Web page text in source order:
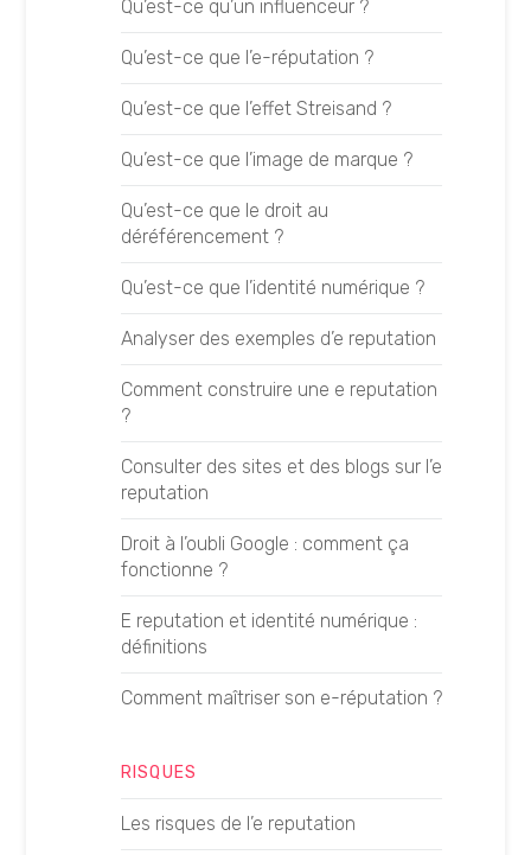
Fonctionnement des moteurs de
recherche
Formation SEO
Mener des campagnes de Netlinking
Mener une stratégie SEO
Mener un audit SEO
Prioriser ses mots-clés
Réaliser une analyse SEO
Suivre ses positionnements
LEXIQUE
Consultant SEO
Featured Snippet
Google AMP
Google Suggest
Être mentionné par les LLM
Google AI Mode
Google AI Overviews
Comprendre l’AI Search
Définir sa stratégie GEO
Branding et GEO
Gagner en notoriété GEO
Auditer ses prompts GEO
Auditer sa notoriété GEO
Analyser ses concurrents
Les KPI du GEO
Créer un article GEO
Qu’est-ce qu’un influenceur ?
Qu’est-ce que l’e-réputation ?
Qu’est-ce que l’effet Streisand ?
Qu’est-ce que l’image de marque ?
Qu’est-ce que le droit au
déréférencement ?
Qu’est-ce que l’identité numérique ?
Analyser des exemples d’e reputation
Comment construire une e reputation
?
Consulter des sites et des blogs sur l’e
reputation
Droit à l’oubli Google : comment ça
fonctionne ?
E reputation et identité numérique :
définitions
Comment maîtriser son e-réputation ?
RISQUES
Les risques de l’e reputation